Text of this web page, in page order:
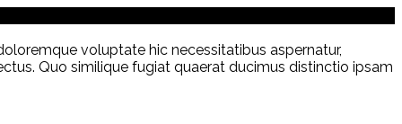
voluptate hic necessitatibus aspernatur,
Quo similique fugiat quaerat ducimus distinctio ipsam